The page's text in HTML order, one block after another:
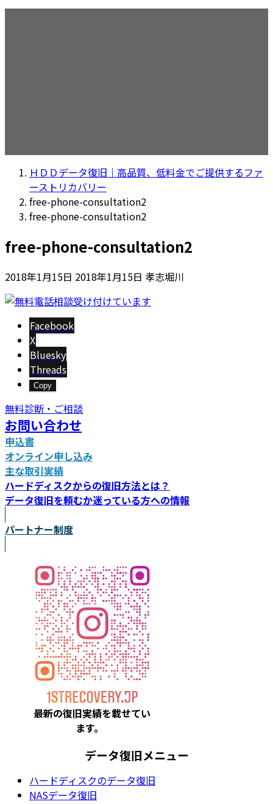
ＨＤＤデータ復旧｜高品質、低料金でご提供するファ
ーストリカバリー
free-phone-consultation2
free-phone-consultation2
free-phone-consultation2
2018年1月15日 最
更
2018年1月15日 孝志堀川
Facebook
X
Bluesky
Threads
Copy
無料診断・ご相談
お問い合わせ
申込書
オンライン申し込み
主な取引実績
ハードディスクからの復旧方法とは？
データ復旧を頼むか迷っている方への情報
パートナー制度
最新の復旧実績を載せてい
ます。
データ復旧メニュー
ハードディスクのデータ復旧
NASデータ復旧